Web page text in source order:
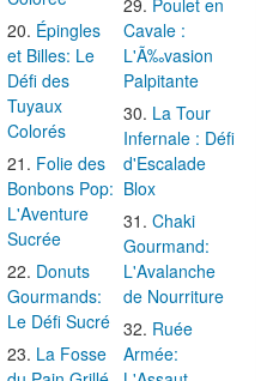
Épingles
et Billes: Le
Défi des
Tuyaux
Colorés
Folie des
Bonbons Pop:
L'Aventure
Sucrée
Donuts
Gourmands:
Le Défi Sucré
La Fosse
Cavale :
L'Ã‰vasion
Palpitante
La Tour
Infernale : Défi
d'Escalade
Blox
Chaki
Gourmand:
L'Avalanche
de Nourriture
Ruée
Armée: